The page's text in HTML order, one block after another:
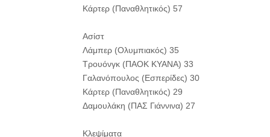
Κάρτερ (Παναθλητικός) 57
Ασίστ
Λάμπερ (Ολυμπιακός) 35
Τρουόνγκ (ΠΑΟΚ ΚΥΑΝΑ) 33
Γαλανόπουλος (Εσπερίδες) 30
Κάρτερ (Παναθλητικός) 29
Δαμουλάκη (ΠΑΣ Γιάννινα) 27
Κλεψίματα